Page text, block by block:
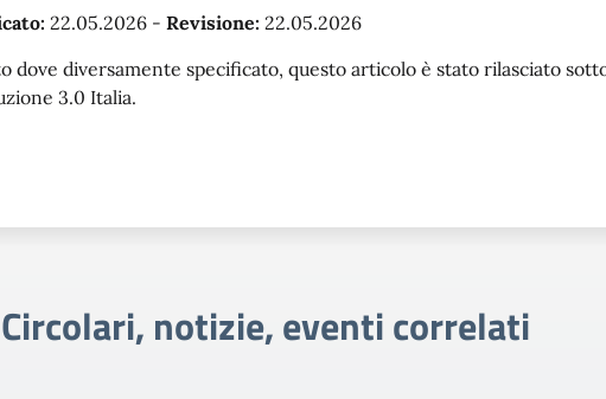
22.05.2026 - Revisione: 22.05.2026
dove diversamente specificato, questo articolo è stato rilasciato
3.0 Italia.
Circolari, notizie, eventi correlati